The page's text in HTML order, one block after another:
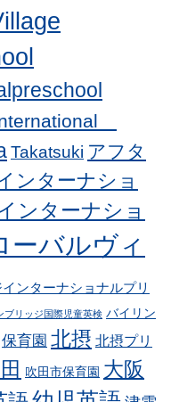
Takatsuki アフタ
ンターナショ
ンターナショ
ーバルヴィ
ンターナショナルプリ
ブリッジ国際児童英検 バイリン
保育園 北摂 北摂プリ
吹田市保育園 大阪